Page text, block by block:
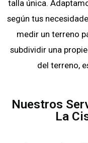
talla única.
según tus
medir un terreno
subdividir una
del terreno,
Nuestros
La